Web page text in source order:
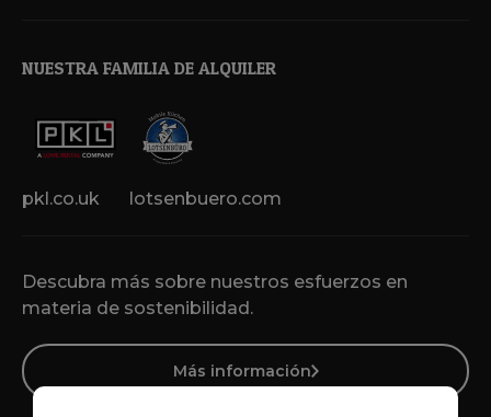
Descubra más sobre nuestros esfuerzos en
materia de sostenibilidad.
Más información
NUESTRA FAMILIA DE ALQUILER
pkl.co.uk lotsenbuero.com